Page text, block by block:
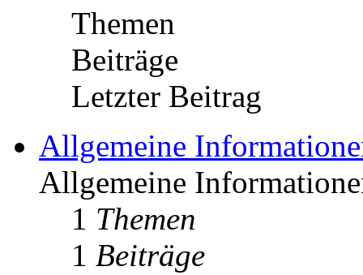
Themen
Beiträge
Letzter Beitrag
Allgemeine
Allgemeine
1 Themen
1 Beiträge